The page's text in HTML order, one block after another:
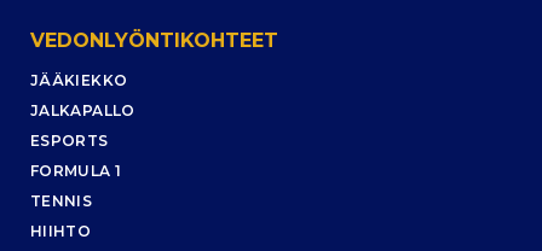
VEDONLYÖNTIKOHTEET
JÄÄKIEKKO
JALKAPALLO
ESPORTS
FORMULA 1
TENNIS
HIIHTO